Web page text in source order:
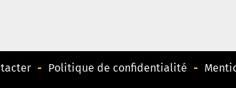
Politique de confidentialité